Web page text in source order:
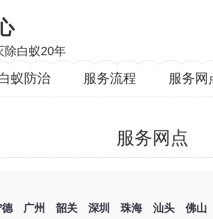
除白蚁20年
蚁防治 服务流程 服务网
服务网点
德 广州 韶关 深圳 珠海 汕头 佛山